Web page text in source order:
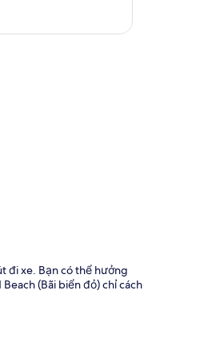
đi xe. Bạn có thể hưởng
(Bãi biển đỏ) chỉ cách